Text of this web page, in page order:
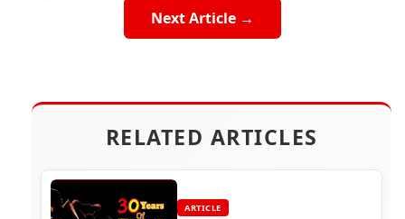
Next Article →
RELATED ARTICLES
ARTICLE